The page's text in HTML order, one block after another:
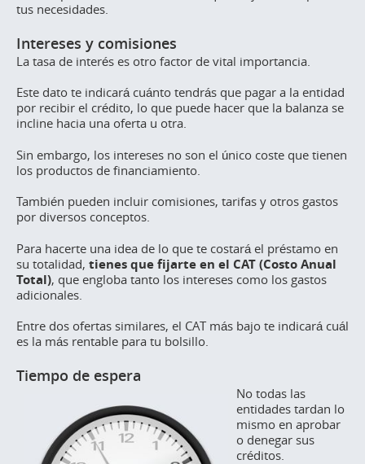
tus necesidades.
Intereses y comisiones
La tasa de interés es otro factor de vital importancia.
Este dato te indicará cuánto tendrás que pagar a la entidad
por recibir el crédito, lo que puede hacer que la balanza se
incline hacia una oferta u otra.
Sin embargo, los intereses no son el único coste que tienen
los productos de financiamiento.
También pueden incluir comisiones, tarifas y otros gastos
por diversos conceptos.
Para hacerte una idea de lo que te costará el préstamo en
su totalidad, tienes que fijarte en el CAT (Costo Anual
Total), que engloba tanto los intereses como los gastos
adicionales.
Entre dos ofertas similares, el CAT más bajo te indicará cuál
es la más rentable para tu bolsillo.
Tiempo de espera
No todas las
entidades tardan lo
mismo en aprobar
o denegar sus
créditos.